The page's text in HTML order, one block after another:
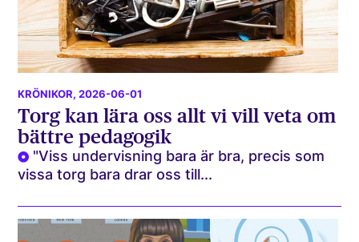
KRÖNIKOR, 2026-06-01
Torg kan lära oss allt vi vill veta om
bättre pedagogik
"Viss undervisning bara är bra, precis som
vissa torg bara drar oss till...